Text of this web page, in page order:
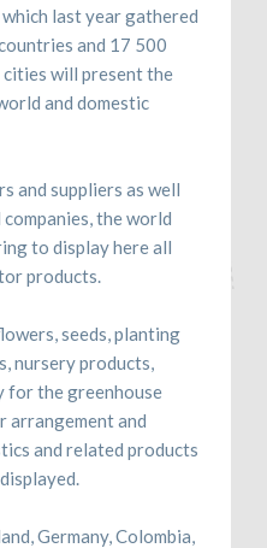
last year gathered
and 17 500
will present the
and domestic
and suppliers as well
the world
to display here all
products.
seeds, planting
nursery products,
for the greenhouse
arrangement and
and related products
Germany, Colombia,